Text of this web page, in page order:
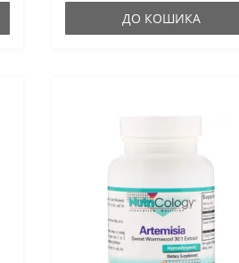
ДО КОШИКА